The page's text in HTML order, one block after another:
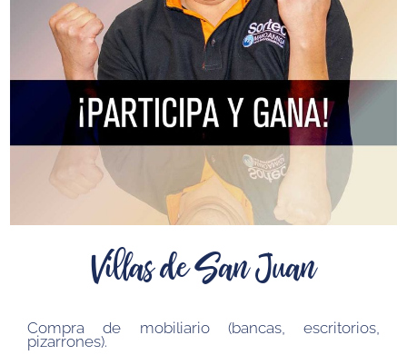
Villas de San Juan
Compra de mobiliario (bancas, escritorios,
pizarrones).